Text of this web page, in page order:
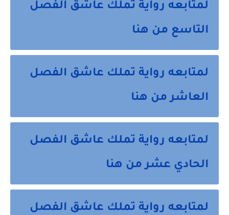
لمتابعه رواية تملك عاشق الفصل
التاسع من هنا
لمتابعه رواية تملك عاشق الفصل
العاشر من هنا
لمتابعه رواية تملك عاشق الفصل
الحادي عشر من هنا
لمتابعه رواية تملك عاشق الفصل